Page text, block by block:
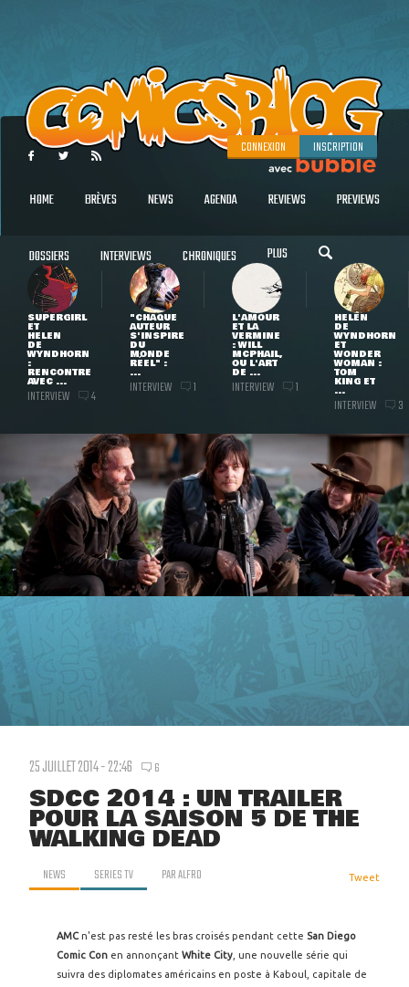
CONNEXION INSCRIPTION
HOME BRÈVES NEWS AGENDA REVIEWS PREVIEWS
DOSSIERS INTERVIEWS CHRONIQUES PLUS
SUPERGIRL
ET
HELEN
DE
WYNDHORN
:
RENCONTRE
AVEC ...
INTERVIEW 4
"CHAQUE
AUTEUR
S'INSPIRE
DU
MONDE
RÉEL" :
...
INTERVIEW 1
L'AMOUR
ET LA
VERMINE
: WILL
MCPHAIL,
OU L'ART
DE ...
INTERVIEW 1
HELEN
DE
WYNDHORN
ET
WONDER
WOMAN :
TOM
KING ET
...
INTERVIEW 3
25 JUILLET 2014 - 22:46 6
SDCC 2014 : UN TRAILER
POUR LA SAISON 5 DE THE
WALKING DEAD
NEWS SERIES TV PARALFRO Tweet
AMC n'est pas resté les bras croisés pendant cette San Diego
Comic Con en annonçant White City , une nouvelle série qui
suivra des diplomates américains en poste à Kaboul, capitale de